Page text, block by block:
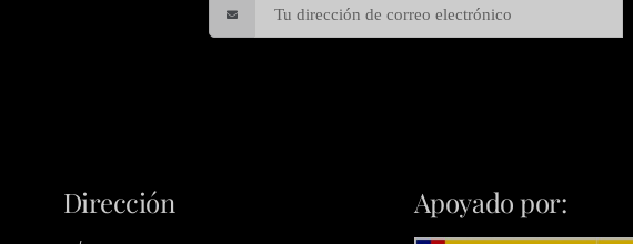
Dirección Apoyado por: